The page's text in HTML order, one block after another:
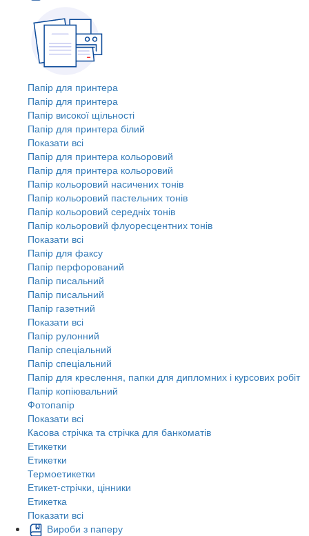
Папір для принтера
Папір для принтера
Папір високої щільності
Папір для принтера білий
Показати всі
Папір для принтера кольоровий
Папір для принтера кольоровий
Папір кольоровий насичених тонів
Папір кольоровий пастельних тонів
Папір кольоровий середніх тонів
Папір кольоровий флуоресцентних тонів
Показати всі
Папір для факсу
Папір перфорований
Папір писальний
Папір писальний
Папір газетний
Показати всі
Папір рулонний
Папір спеціальний
Папір спеціальний
Папір для креслення, папки для дипломних і курсових робіт
Папір копіювальний
Фотопапір
Показати всі
Касова стрічка та стрічка для банкоматів
Етикетки
Етикетки
Термоетикетки
Етикет-стрічки, цінники
Етикетка
Показати всі
Вироби з паперу